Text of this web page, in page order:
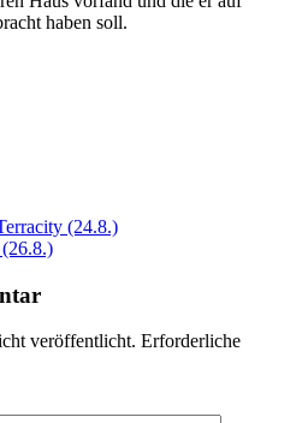
haben soll.
(24.8.)
veröffentlicht. Erforderliche